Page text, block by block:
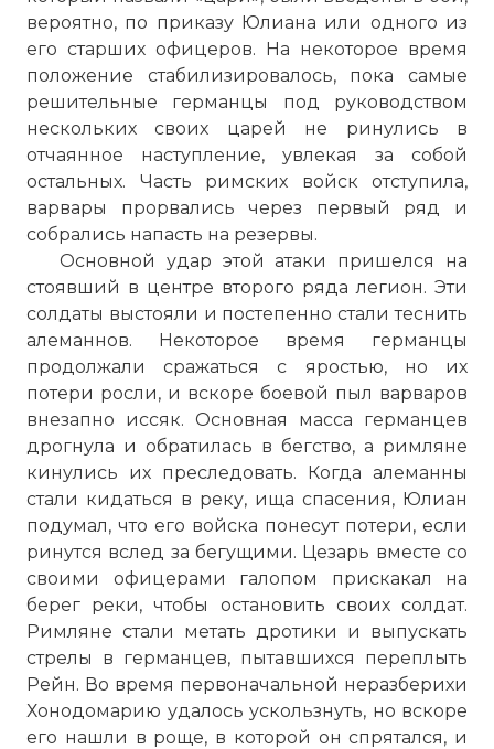
вероятно, по приказу Юлиана или одного из
его старших офицеров. На некоторое время
положение стабилизировалось, пока самые
решительные германцы под руководством
нескольких своих царей не ринулись в
отчаянное наступление, увлекая за собой
остальных. Часть римских войск отступила,
варвары прорвались через первый ряд и
собрались напасть на резервы.
Основной удар этой атаки пришелся на
стоявший в центре второго ряда легион. Эти
солдаты выстояли и постепенно стали теснить
алеманнов. Некоторое время германцы
продолжали сражаться с яростью, но их
потери росли, и вскоре боевой пыл варваров
внезапно иссяк. Основная масса германцев
дрогнула и обратилась в бегство, а римляне
кинулись их преследовать. Когда алеманны
стали кидаться в реку, ища спасения, Юлиан
подумал, что его войска понесут потери, если
ринутся вслед за бегущими. Цезарь вместе со
своими офицерами галопом прискакал на
берег реки, чтобы остановить своих солдат.
Римляне стали метать дротики и выпускать
стрелы в германцев, пытавшихся переплыть
Рейн. Во время первоначальной неразберихи
Хонодомарию удалось ускользнуть, но вскоре
его нашли в роще, в которой он спрятался, и